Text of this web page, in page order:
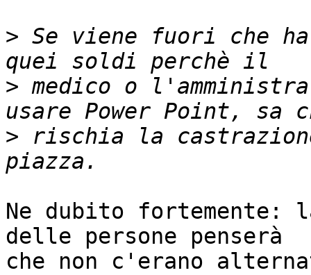
> Se viene fuori che
> medico o
> rischia la
Ne dubito fortemente:
delle persone penserà
che non c'erano